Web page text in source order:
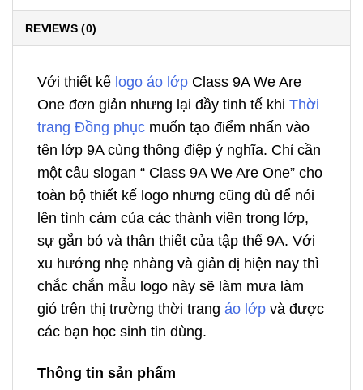
REVIEWS (0)
Với thiết kế logo áo lớp Class 9A We Are
One đơn giản nhưng lại đầy tinh tế khi Thời
trang Đồng phục muốn tạo điểm nhấn vào
tên lớp 9A cùng thông điệp ý nghĩa. Chỉ cần
một câu slogan “ Class 9A We Are One” cho
toàn bộ thiết kế logo nhưng cũng đủ để nói
lên tình cảm của các thành viên trong lớp,
sự gắn bó và thân thiết của tập thể 9A. Với
xu hướng nhẹ nhàng và giản dị hiện nay thì
chắc chắn mẫu logo này sẽ làm mưa làm
gió trên thị trường thời trang áo lớp và được
các bạn học sinh tin dùng.
Thông tin sản phẩm